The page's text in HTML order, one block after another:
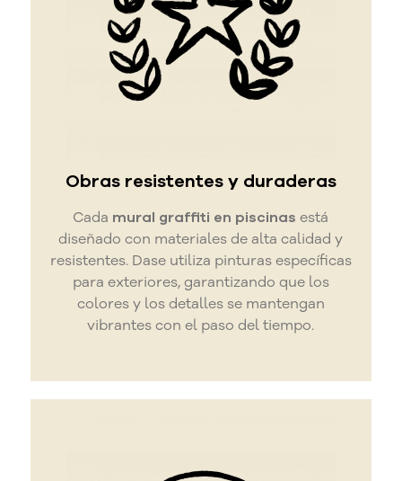
Obras resistentes y duraderas
Cada mural graffiti en piscinas está
diseñado con materiales de alta calidad y
resistentes. Dase utiliza pinturas específicas
para exteriores, garantizando que los
colores y los detalles se mantengan
vibrantes con el paso del tiempo.